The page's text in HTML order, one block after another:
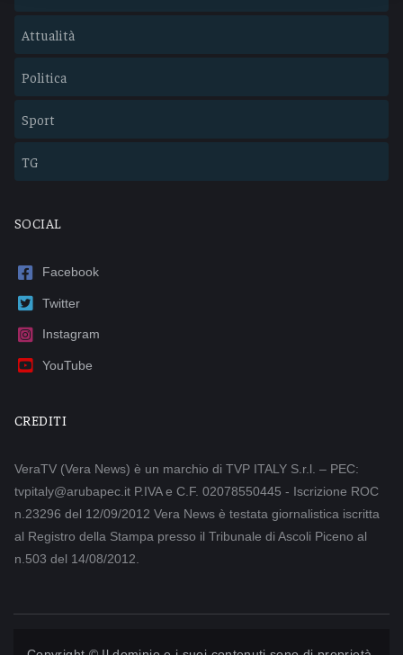
Attualità
Politica
Sport
TG
SOCIAL
Facebook
Twitter
Instagram
YouTube
CREDITI
VeraTV (Vera News) è un marchio di TVP ITALY S.r.l. – PEC:
tvpitaly@arubapec.it P.IVA e C.F. 02078550445 - Iscrizione ROC
n.23296 del 12/09/2012 Vera News è testata giornalistica iscritta
al Registro della Stampa presso il Tribunale di Ascoli Piceno al
n.503 del 14/08/2012.